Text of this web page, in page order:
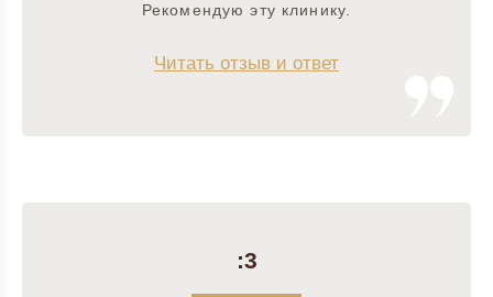
Рекомендую эту клинику.
Читать отзыв и ответ
:3